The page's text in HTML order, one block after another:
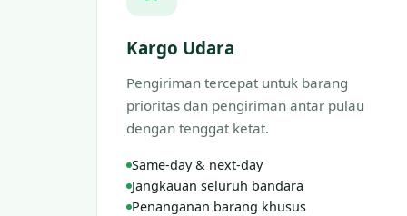
Kargo Udara
Pengiriman tercepat untuk barang
prioritas dan pengiriman antar pulau
dengan tenggat ketat.
Same-day & next-day
Jangkauan seluruh bandara
Penanganan barang khusus